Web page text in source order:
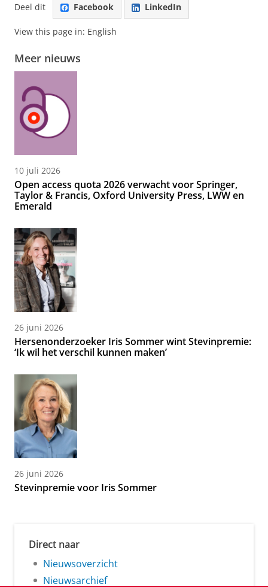
Deel dit Facebook LinkedIn
View this page in: English
Meer nieuws
10 juli 2026
Open access quota 2026 verwacht voor Springer,
Taylor & Francis, Oxford University Press, LWW en
Emerald
26 juni 2026
Hersenonderzoeker Iris Sommer wint Stevinpremie:
‘Ik wil het verschil kunnen maken’
26 juni 2026
Stevinpremie voor Iris Sommer
Direct naar
Nieuwsoverzicht
Nieuwsarchief